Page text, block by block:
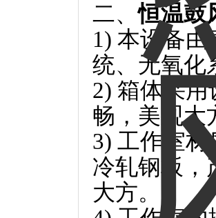
二、恒温鼓
1) 本设备
统、无氧化
2) 箱体采
畅，美观大
3) 工作室材
冷轧钢板，
大方。